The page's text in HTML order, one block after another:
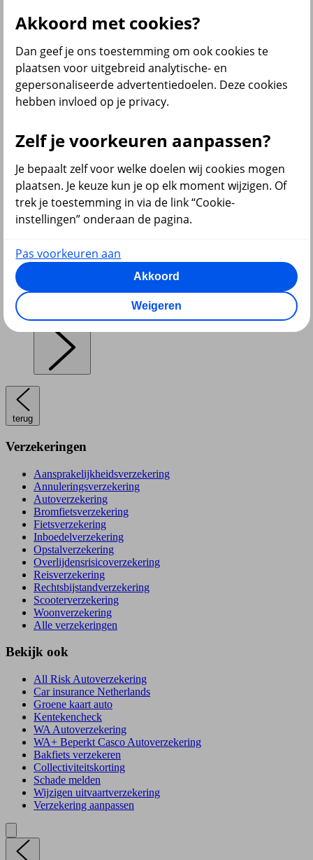
Sparen
Pensioen en lijfrente
Hypotheek
terug
Verzekeringen
Aansprakelijkheidsverzekering
Annuleringsverzekering
Autoverzekering
Bromfietsverzekering
Fietsverzekering
Inboedelverzekering
Opstalverzekering
Overlijdensrisicoverzekering
Reisverzekering
Rechtsbijstandverzekering
Scooterverzekering
Woonverzekering
Alle verzekeringen
Bekijk ook
All Risk Autoverzekering
Car insurance Netherlands
Groene kaart auto
Kentekencheck
WA Autoverzekering
WA+ Beperkt Casco Autoverzekering
Bakfiets verzekeren
Collectiviteitskorting
Schade melden
Wijzigen uitvaartverzekering
Verzekering aanpassen
Akkoord met cookies?
Dan geef je ons toestemming om ook cookies te
plaatsen voor uitgebreid analytische- en
gepersonaliseerde advertentiedoelen. Deze cookies
hebben invloed op je privacy.
Zelf je voorkeuren aanpassen?
Je bepaalt zelf voor welke doelen wij cookies mogen
plaatsen. Je keuze kun je op elk moment wijzigen. Of
trek je toestemming in via de link “Cookie-
instellingen” onderaan de pagina.
Pas voorkeuren aan
Akkoord
Weigeren